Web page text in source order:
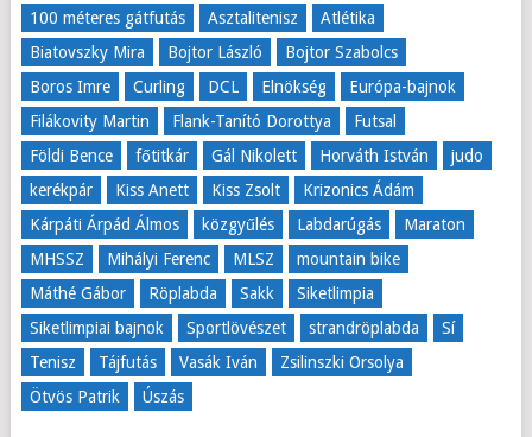
100 méteres gátfutás Asztalitenisz
Atlétika
Biatovszky Mira
Bojtor László
Bojtor Szabolcs
Boros Imre
Curling DCL Elnökség
Európa-bajnok
Filákovity Martin
Flank-Tanító Dorottya
Futsal
Földi Bence
főtitkár Gál Nikolett Horváth István
judo
kerékpár
Kiss Anett Kiss Zsolt
Krizonics Ádám
Kárpáti Árpád Álmos
közgyűlés Labdarúgás
Maraton
MHSSZ
Mihályi Ferenc MLSZ
mountain bike
Máthé Gábor
Röplabda Sakk
Siketlimpia
Siketlimpiai bajnok
Sportlövészet strandröplabda
Sí
Tenisz
Tájfutás Vasák Iván
Zsilinszki Orsolya
Ötvös Patrik
Úszás